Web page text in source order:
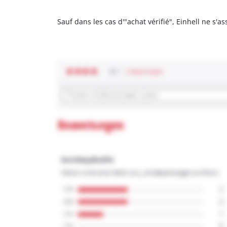
Sauf dans les cas d'"achat vérifié", Einhell ne